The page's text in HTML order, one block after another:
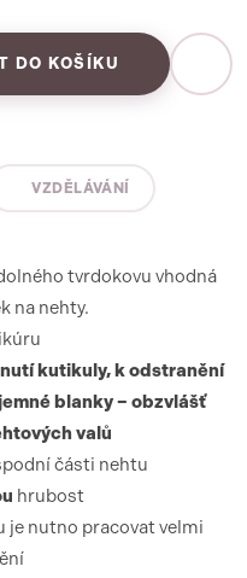
DO KOŠÍKU
VZDĚLÁVÁNÍ
tvrdokovu vhodná
na nehty.
kutikuly, k odstranění
blanky – obzvlášť
valů
části nehtu
hrubost
je nutno pracovat velmi